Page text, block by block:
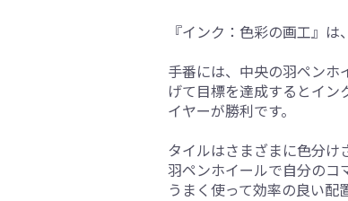
『インク：色彩の画工』
手番には、中央の羽ペンホ
げて目標を達成するとイン
イヤーが勝利です。
タイルはさまざまに色分け
羽ペンホイールで自分のコ
うまく使って効率の良い配